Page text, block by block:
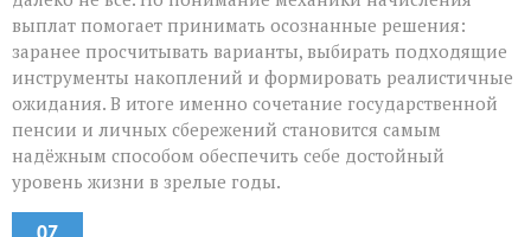
выплат помогает принимать осознанные решения:
заранее просчитывать варианты, выбирать подходящие
инструменты накоплений и формировать реалистичные
ожидания. В итоге именно сочетание государственной
пенсии и личных сбережений становится самым
надёжным способом обеспечить себе достойный
уровень жизни в зрелые годы.